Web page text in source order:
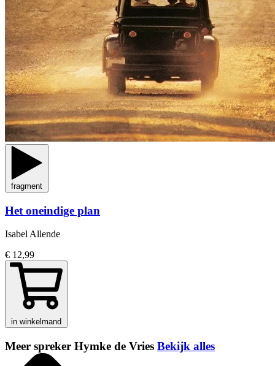
fragment
Het oneindige plan
Isabel Allende
€ 12,99
in winkelmand
Meer spreker Hymke de Vries Bekijk alles